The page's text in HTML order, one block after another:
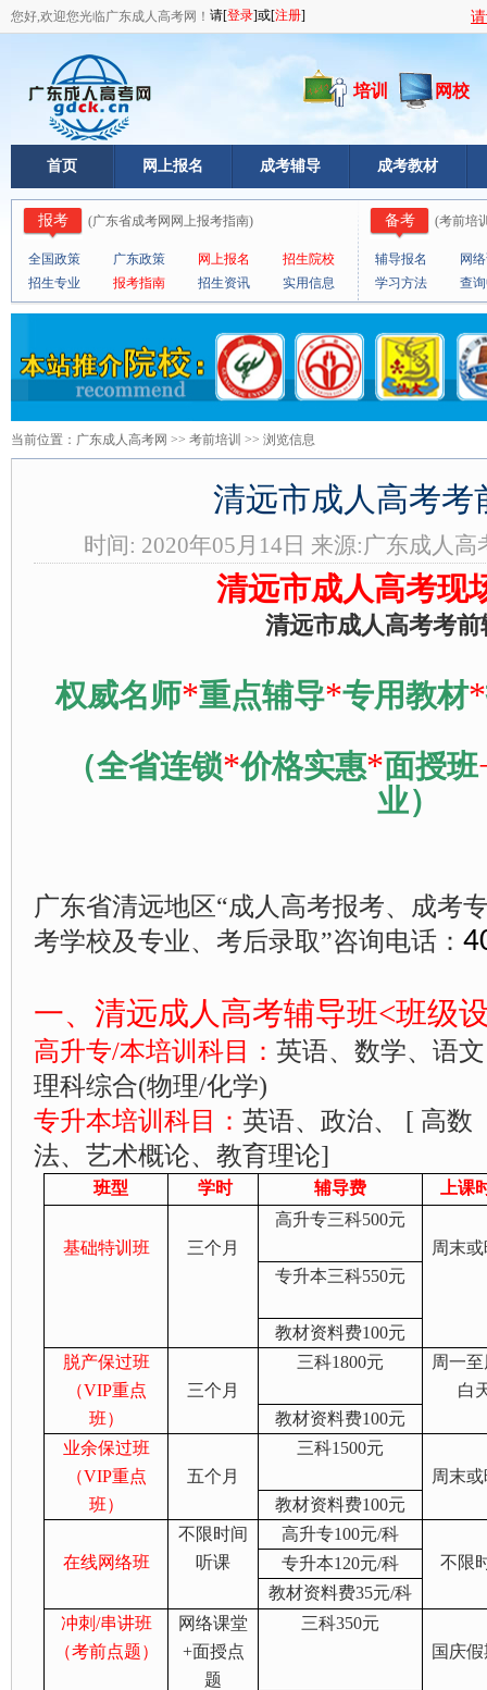
您好,欢迎您光临广东成人高考网！
培训 网校
首页 网上报名 成考辅导 成考教材
报考 (广东省成考网网上报考指南)
全国政策 广东政策 网上报名
招生院校
招生专业
报考指南 招生资讯 实用信息
备考 (考前培
辅导报名
网
学习方法
查
当前位置： 广东成人高考网 >> 考前培训 >> 浏览信息
清远市成人高考考
时间: 2020年05月14日 来源:广东成人
清远市成人高考现
清远市成人高考考前
权威名师*重点辅导*专用教材*
（全省连锁*价格实惠*面授班
业）
广东省清远地区“成人高考报考、成考
考学校及专业、考后录取”咨询电话：
一、 清远成人高考辅导班<班级
高升专/本培训科目： 英语、数学、语
理科综合(物理/化学)
专升本培训科目： 英语、政治、 [ 高数
法、艺术概论、教育理论]
班型 学时 辅导费 上课
基础特训班 三个月
高升专三科500元
周末
专升本三科550元
教材资料费100元
脱产保过班
（VIP重点
班）
三个月
三科1800元
周一
白
教材资料费100元
业余保过班
（VIP重点
班）
五个月
三科1500元
周末
教材资料费100元
在线网络班
不限时间
听课
高升专100元/科
不限
专升本120元/科
教材资料费35元/科
冲刺/串讲班
（考前点题）
网络课堂
+面授点
题
三科350元
国庆